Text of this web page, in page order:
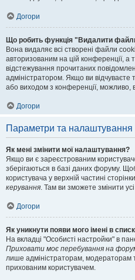
Догори
Що робить функція "Видалити
Вона видаляє всі створені файли
авторизованим на цій конференції, а
відстежування прочитаних
адміністратором. Якщо ви
або виходом з конференції, можливо,
Догори
Параметри та налаштування
Як мені змінити мої налаштування?
Якщо ви є зареєстрованим
зберігаються в базі даних форуму.
користувача у верхній частині
керування. Там ви зможете змінити
Догори
Як уникнути появи мого імені в
На вкладці "Особисті настройки" в
Приховати моє перебування на
лише адміністраторам, модераторам
прихованим користувачем.